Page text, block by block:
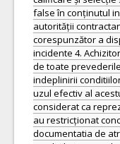
false în conținutul
autorității
corespunzător a
incidente 4.
de toate
indeplinirii
uzul efectiv al
considerat ca
au restricționat
documentatia de